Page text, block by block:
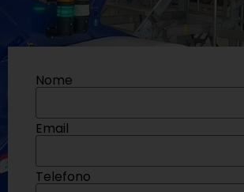
Nome
Email
Telefono